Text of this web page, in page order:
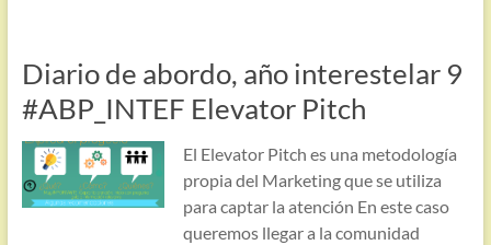
Diario de abordo, año interestelar 9
#ABP_INTEF Elevator Pitch
El Elevator Pitch es una metodología
propia del Marketing que se utiliza
para captar la atención En este caso
queremos llegar a la comunidad